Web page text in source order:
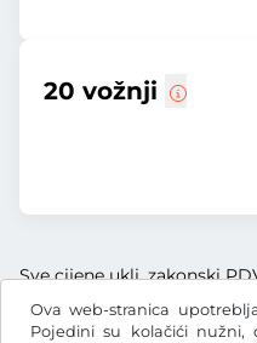
Ova web-stranica
Pojedini su kolačići
20 vožnji
Sve cijene uklj. zakonski